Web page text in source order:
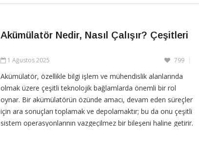
Akümülatör Nedir, Nasıl Çalışır? Çeşitleri
1 Ağustos 2025 799
Akümülatör, özellikle bilgi işlem ve mühendislik alanlarında
olmak üzere çeşitli teknolojik bağlamlarda önemli bir rol
oynar. Bir akümülatörün özünde amacı, devam eden süreçler
için ara sonuçları toplamak ve depolamaktır; bu da onu çeşitli
sistem operasyonlarının vazgeçilmez bir bileşeni haline getirir.